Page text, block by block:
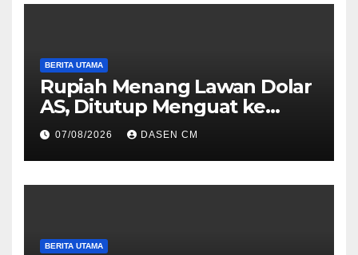
BERITA UTAMA
Rupiah Menang Lawan Dolar
AS, Ditutup Menguat ke
Rp17.910
07/08/2026 DASEN CM
BERITA UTAMA